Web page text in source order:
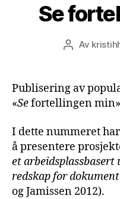
Se
Av
Publisering av
«Sefortellingen
I dette nummeret
å presentere
et
redskap for
og Jamissen 2012).